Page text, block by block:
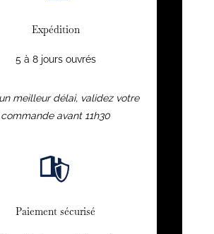
Expédition
5 à 8 jours ouvrés
meilleur délai, validez votre
commande avant 11h30
Paiement sécurisé